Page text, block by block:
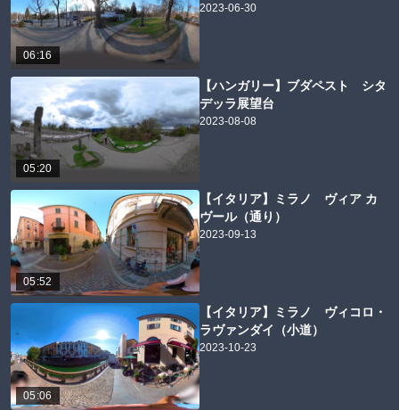
06:16
2023-06-30
05:20
【ハンガリー】ブダペスト シタ
デッラ展望台
2023-08-08
05:52
【イタリア】ミラノ ヴィア カ
ヴール（通り）
2023-09-13
05:06
【イタリア】ミラノ ヴィコロ・
ラヴァンダイ（小道）
2023-10-23